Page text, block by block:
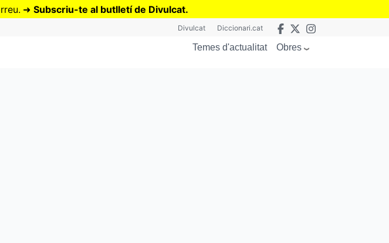
➜ Subscriu-te al butlletí de Divulcat.
Divulcat Diccionari.cat
Temes d'actualitat Obres